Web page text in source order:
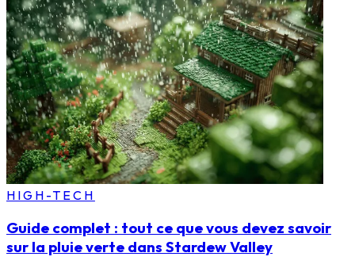
HIGH-TECH
Guide complet : tout ce que vous devez savoir
sur la pluie verte dans Stardew Valley